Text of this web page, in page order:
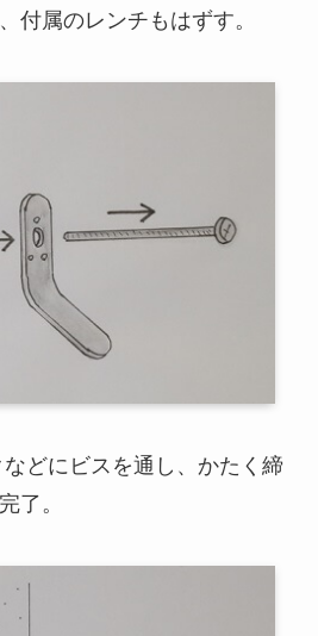
付属のレンチもはずす。
どにビスを通し、かたく締
了。